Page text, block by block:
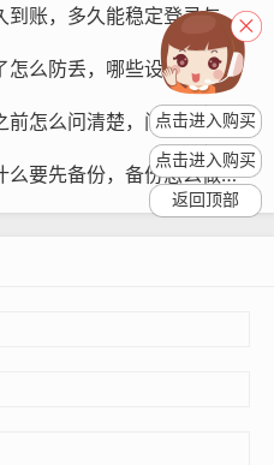
号, 电报聊天账号购买,wdd
纸飞机账号购买推荐平台多久到账，多久能稳定登录与怎么提升成功率方法
纸飞机账号购买推荐平台买了怎么防丢，哪些设置保留与为什么要做方法
纸飞机账号购买推荐平台买之前怎么问清楚，问哪些问题与为何要先确认指南
纸飞机账号购买推荐平台为什么要先备份，备份怎么做与什么时候做更好方法
点击进入购买
点击进入购买
返回顶部